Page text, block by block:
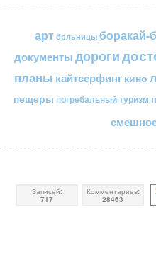
арт больницы боракай-
документыдороги
планы кайтсерфинг кино
пещеры погребальный туризм
Записей:
717
Комментариев:
28463